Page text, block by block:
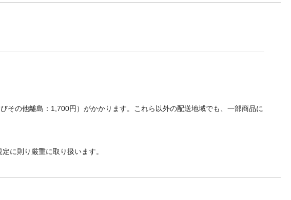
の他離島：1,700円）がかかります。これら以外の配送地域でも、一部商品に
に則り厳重に取り扱います。